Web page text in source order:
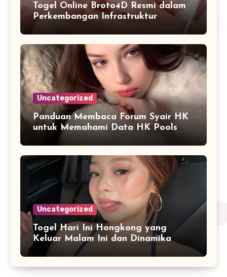
Togel Online Broto4D Resmi dalam
Perkembangan Infrastruktur
Uncategorized
Panduan Membaca Forum Syair HK
untuk Memahami Data HK Pools
Uncategorized
Togel Hari Ini Hongkong yang
Keluar Malam Ini dan Dinamika
Penyajian Data Real-Time